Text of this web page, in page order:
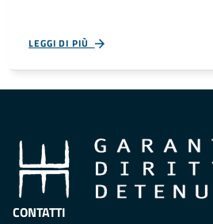
LEGGI DI PIÙ
CONTATTI